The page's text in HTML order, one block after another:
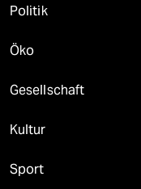
Politik
Öko
Gesellschaft
Kultur
Sport